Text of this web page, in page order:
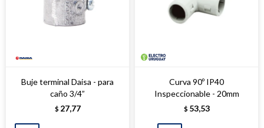
Buje terminal Daisa - para
caño 3/4”
$ 27,77
Curva 90º IP40
Inspeccionable - 20mm
$ 53,53